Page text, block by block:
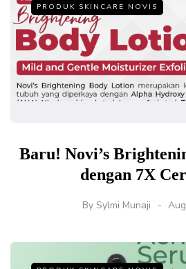
PRODUK SKINCARE NOVIS
Baru! Novi’s
dengan 7X
By Sylmi Munaji